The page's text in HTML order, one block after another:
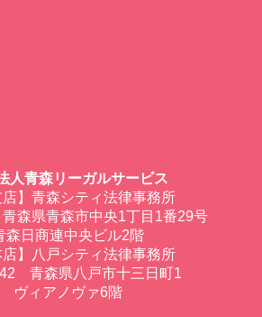
人青森リーガルサービス
店】青森シティ法律事務所
森県青森市中央1丁目1番29号
日商連中央ビル2階
店】八戸シティ法律事務所
青森県八戸市十三日町1
ヴィアノヴァ6階